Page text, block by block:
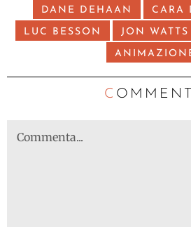
DANE DEHAAN CARA
LUC BESSON JON WATTS
C